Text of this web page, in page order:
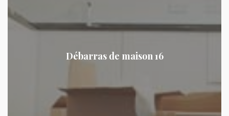
Débarras de maison 16